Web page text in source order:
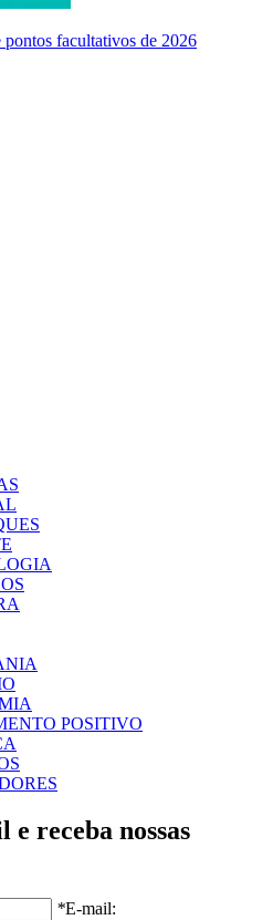
facultativos de 2026
POSITIVO
e receba nossas
*E-mail: